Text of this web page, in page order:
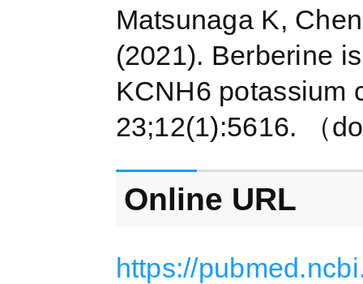
Matsunaga K,
(2021). Berberine
KCNH6 potassium
23;12(1):5616. （
Online URL
https://